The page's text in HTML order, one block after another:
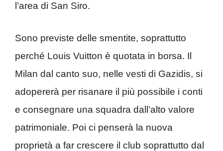
l’area di San Siro.
Sono previste delle smentite, soprattutto
perché Louis Vuitton è quotata in borsa. Il
Milan dal canto suo, nelle vesti di Gazidis, si
adopererà per risanare il più possibile i conti
e consegnare una squadra dall’alto valore
patrimoniale. Poi ci penserà la nuova
proprietà a far crescere il club soprattutto dal